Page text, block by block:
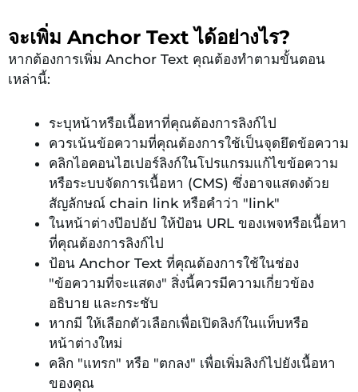
จะเพิ่ม Anchor Text ได้อย่างไร?
หากต้องการเพิ่ม Anchor Text คุณต้องทำตามขั้นตอน
เหล่านี้:
ระบุหน้าหรือเนื้อหาที่คุณต้องการลิงก์ไป
ควรเน้นข้อความที่คุณต้องการใช้เป็นจุดยึดข้อความ
คลิกไอคอนไฮเปอร์ลิงก์ในโปรแกรมแก้ไขข้อความ
หรือระบบจัดการเนื้อหา (CMS) ซึ่งอาจแสดงด้วย
สัญลักษณ์ chain link หรือคำว่า "link"
ในหน้าต่างป๊อปอัป ให้ป้อน URL ของเพจหรือเนื้อหา
ที่คุณต้องการลิงก์ไป
ป้อน Anchor Text ที่คุณต้องการใช้ในช่อง
"ข้อความที่จะแสดง" สิ่งนี้ควรมีความเกี่ยวข้อง
อธิบาย และกระชับ
หากมี ให้เลือกตัวเลือกเพื่อเปิดลิงก์ในแท็บหรือ
หน้าต่างใหม่
คลิก "แทรก" หรือ "ตกลง" เพื่อเพิ่มลิงก์ไปยังเนื้อหา
ของคุณ